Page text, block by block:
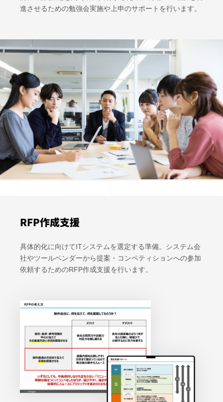
進させるための勉強会実施や上申のサポートを行います。
RFP作成支援
具体的化に向けてITシステムを選定する準備。システム会
社やツールベンダーから提案・コンペティションへの参加
依頼するためのRFP作成支援を行います。